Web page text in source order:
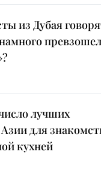
из Дубая
превзошел
лучших
для
кухней